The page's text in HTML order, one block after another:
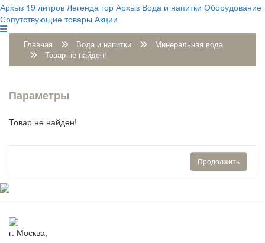
Архыз 19 литров Легенда гор Архыз Вода и напитки Оборудование
Сопутствующие товары Акции
Главная Вода и напитки
Минеральная вода
Товар не найден!
Параметры
Товар не найден!
Продолжить
г. Москва,